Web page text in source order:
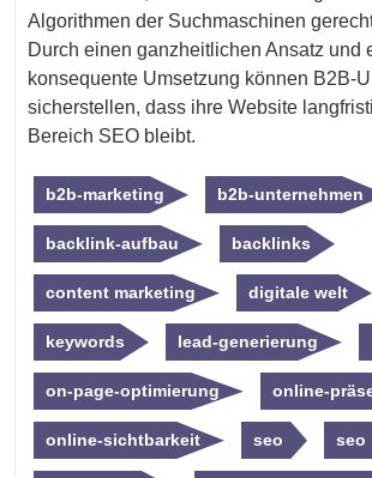
Algorithmen der Suchmaschinen
Durch einen ganzheitlichen Ansatz und
konsequente Umsetzung können B2B-
sicherstellen, dass ihre Website
Bereich SEO bleibt.
b2b-marketing b2b-unternehmen
backlink-aufbau backlinks
content marketing digitale welt
keywords lead-generierung
on-page-optimierung online-
online-sichtbarkeit seo seo